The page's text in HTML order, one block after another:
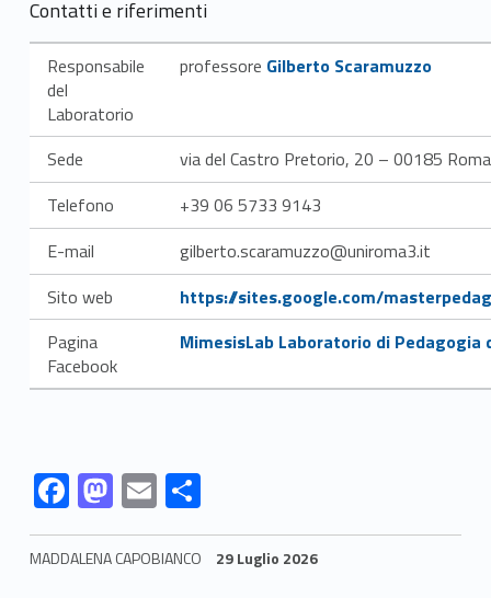
Contatti e riferimenti
Responsabile
del
Laboratorio
professore Link identifier #identifier__157020-2
Gilberto Scaramuzzo
Sede
via del Castro Pretorio, 20 – 00185 Roma
Telefono
+39 06 5733 9143
E-mail
gilberto.scaramuzzo@uniroma3.it
Sito web
Link identifier #identifier__142988-3https://sites.google.com/
Pagina
Facebook
Link identifier #identifier__19963-4
MimesisLab Laboratorio di Pedagogia
Link identifier #identifier__54617-5 F
ac
e
Link identifier #identifier__53110-6 M
as
to
Link identifier #identifier__5485-7 E
m
ai
Link identifier #identifier__151458-8 C
o
n
MADDALENA CAPOBIANCO 29 Luglio 2026